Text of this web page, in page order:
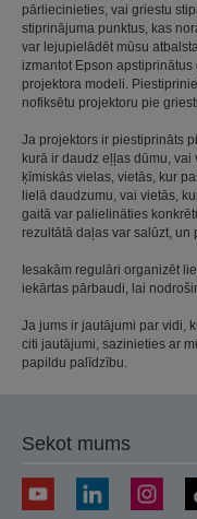
pārliecinieties, vai griestu
stiprinājuma punktus, kas
var lejupielādēt mūsu
izmantot Epson
projektora modeli.
nofiksētu projektoru pie
Ja projektors ir piestiprināts
kurā ir daudz eļļas dūmu,
ķīmiskās vielas, vietās, kur
lielā daudzumu, vai vietās,
gaitā var palielināties
rezultātā daļas var salūzt, un
Iesakām regulāri organizēt
iekārtas pārbaudi, lai
Ja jums ir jautājumi par vidi,
citi jautājumi, sazinieties ar
papildu palīdzību.
Sekot mums